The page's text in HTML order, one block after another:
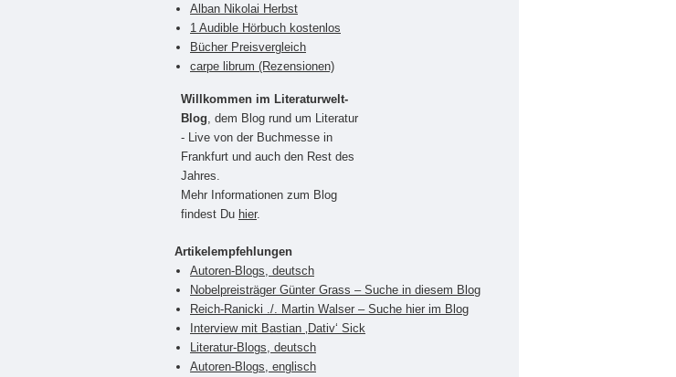
Alban Nikolai Herbst
1 Audible Hörbuch kostenlos
Bücher Preisvergleich
carpe librum (Rezensionen)
Willkommen im Literaturwelt-
Blog , dem Blog rund um Literatur
- Live von der Buchmesse in
Frankfurt und auch den Rest des
Jahres.
Mehr Informationen zum Blog
findest Du hier.
Artikelempfehlungen
Autoren-Blogs, deutsch
Nobelpreisträger Günter Grass – Suche in diesem Blog
Reich-Ranicki ./. Martin Walser – Suche hier im Blog
Interview mit Bastian ‚Dativ‘ Sick
Literatur-Blogs, deutsch
Autoren-Blogs, englisch